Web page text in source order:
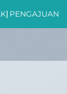
| PENGAJUAN